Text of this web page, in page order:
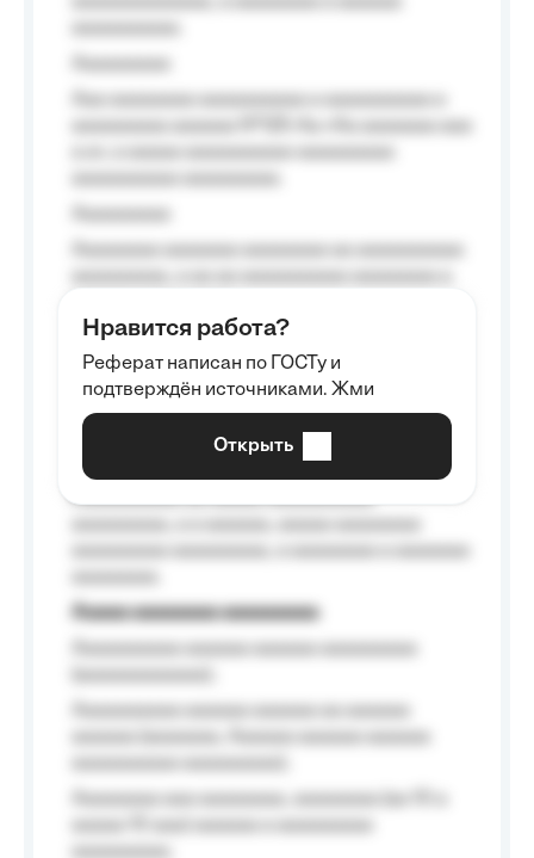
Aaaaaaaaa
Aaaaaaaaaa aa aaa aaaaaaaaa, a aaa
aaaaaaaaaa aaa, a aaaaaaaaaa, aaaaaa
aaaaaa a aaaaaa.
Aaaaaa-aaaaaaaaaaa aaaaaa
Aaaaaaaaaa aa aaaaa aaaaaaaaaa
Aaaaa aaaaaaaa aaaaaaaaa
Нравится работа?
Реферат написан по ГОСТу и
подтверждён источниками. Жми
Открыть